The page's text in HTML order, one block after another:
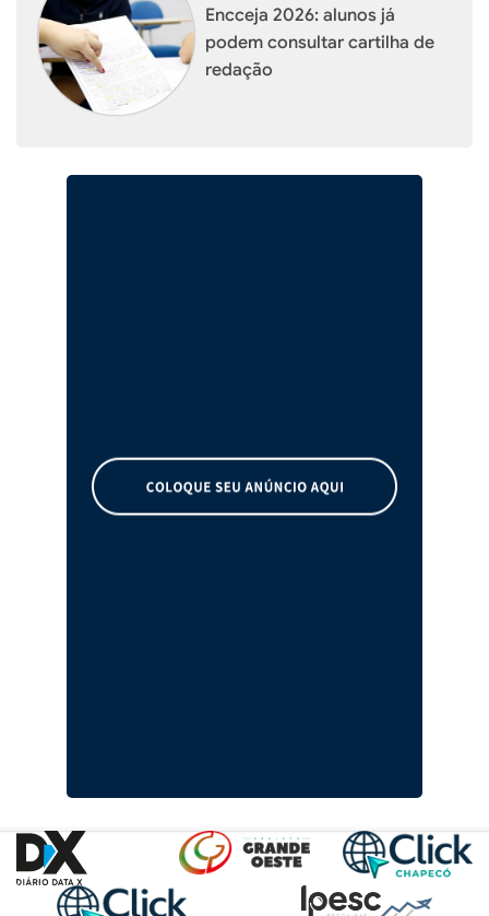
Encceja 2026: alunos já
podem consultar cartilha de
redação